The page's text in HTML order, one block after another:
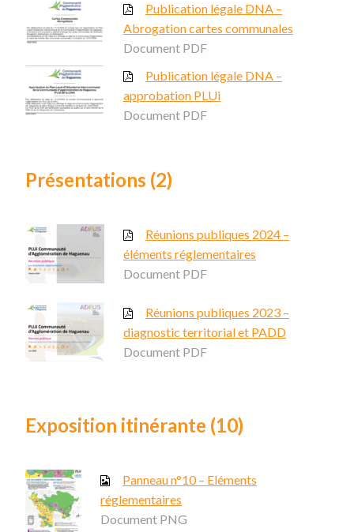
Publication légale DNA –
Abrogation cartes communales
Document PDF
Publication légale DNA –
approbation PLUi
Document PDF
Présentations (2)
Réunions publiques 2024 –
éléments réglementaires
Document PDF
Réunions publiques 2023 –
diagnostic territorial et PADD
Document PDF
Exposition itinérante (10)
Panneau n°10 – Eléments
réglementaires
Document PNG